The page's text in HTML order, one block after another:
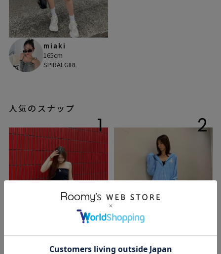
miaki
165cm
SPIRALGIRL
人気のスナップ
1 2